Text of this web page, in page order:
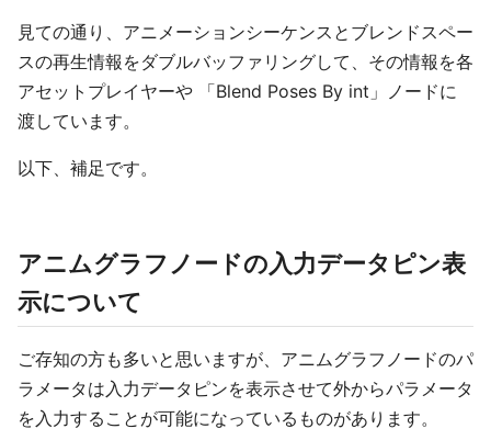
見ての通り、アニメーションシーケンスとブレンドスペー
スの再生情報をダブルバッファリングして、その情報を各
アセットプレイヤーや 「Blend Poses By int」ノードに
渡しています。
以下、補足です。
アニムグラフノードの入力データピン表
示について
ご存知の方も多いと思いますが、アニムグラフノードのパ
ラメータは入力データピンを表示させて外からパラメータ
を入力することが可能になっているものがあります。